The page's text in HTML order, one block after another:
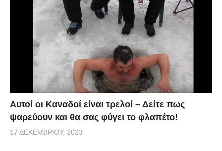
Αυτοί οι Καναδοί είναι τρελοί – Δείτε πως
ψαρεύουν και θα σας φύγει το φλαπέτο!
17 ΔΕΚΕΜΒΡΊΟΥ, 2023